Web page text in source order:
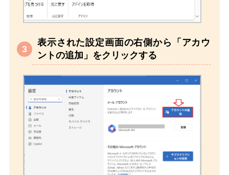
表示された設定画面の右側から「アカウ
ントの追加」をクリックする